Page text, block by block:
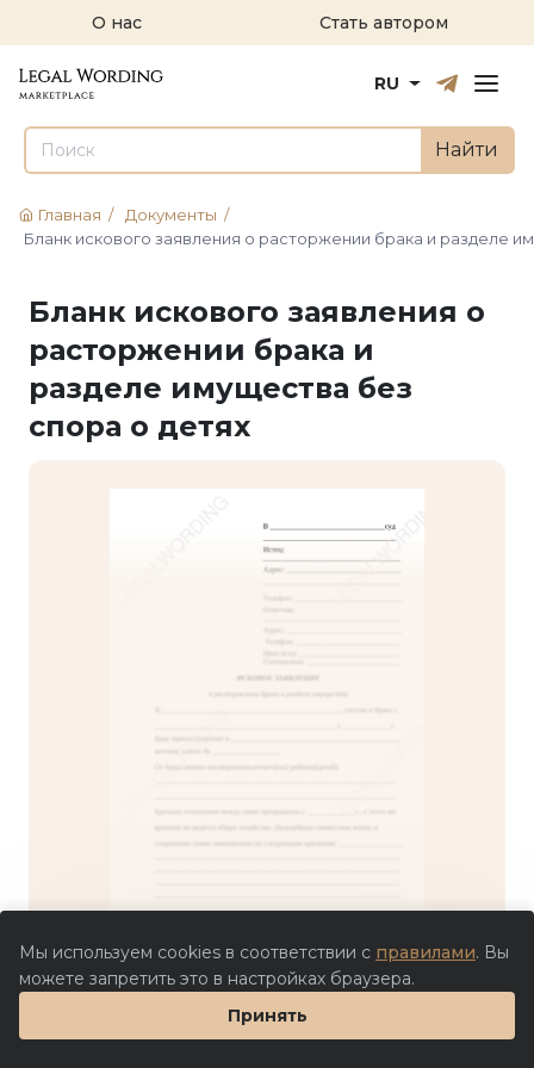
О нас Стать автором
РусскийEnglish
RU
Найти
Главная / Документы /
Бланк искового заявления о расторжении брака и разделе
Бланк искового заявления о
расторжении брака и
разделе имущества без
спора о детях
Мы используем cookies в соответствии с правилами. Вы
можете запретить это в настройках браузера.
Принять